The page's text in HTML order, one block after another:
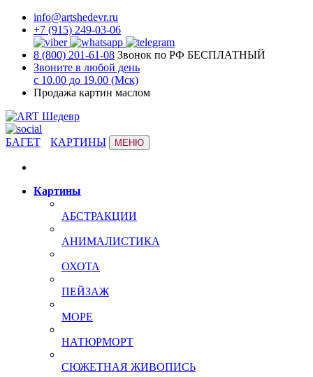
info@artshedevr.ru
+7 (915) 249-03-06
8 (800) 201-61-08 Звонок по РФ БЕСПЛАТНЫЙ
Звоните в любой день
с 10.00 до 19.00 (Мск)
Продажа картин маслом
БАГЕТ КАРТИНЫ МЕНЮ
Картины
АБСТРАКЦИИ
АНИМАЛИСТИКА
ОХОТА
ПЕЙЗАЖ
МОРЕ
НАТЮРМОРТ
СЮЖЕТНАЯ ЖИВОПИСЬ